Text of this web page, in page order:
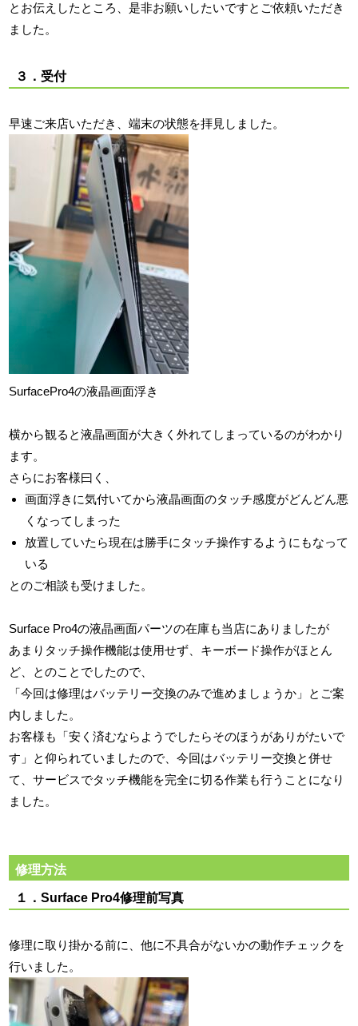
とお伝えしたところ、是非お願いしたいですとご依頼いただき
ました。
３．受付
早速ご来店いただき、端末の状態を拝見しました。
SurfacePro4の液晶画面浮き
横から観ると液晶画面が大きく外れてしまっているのがわかり
ます。
さらにお客様曰く、
画面浮きに気付いてから液晶画面のタッチ感度がどんどん悪
くなってしまった
放置していたら現在は勝手にタッチ操作するようにもなって
いる
とのご相談も受けました。
Surface Pro4の液晶画面パーツの在庫も当店にありましたが
あまりタッチ操作機能は使用せず、キーボード操作がほとん
ど、とのことでしたので、
「今回は修理はバッテリー交換のみで進めましょうか」とご案
内しました。
お客様も「安く済むならようでしたらそのほうがありがたいで
す」と仰られていましたので、今回はバッテリー交換と併せ
て、サービスでタッチ機能を完全に切る作業も行うことになり
ました。
修理方法
１．Surface Pro4修理前写真
修理に取り掛かる前に、他に不具合がないかの動作チェックを
行いました。